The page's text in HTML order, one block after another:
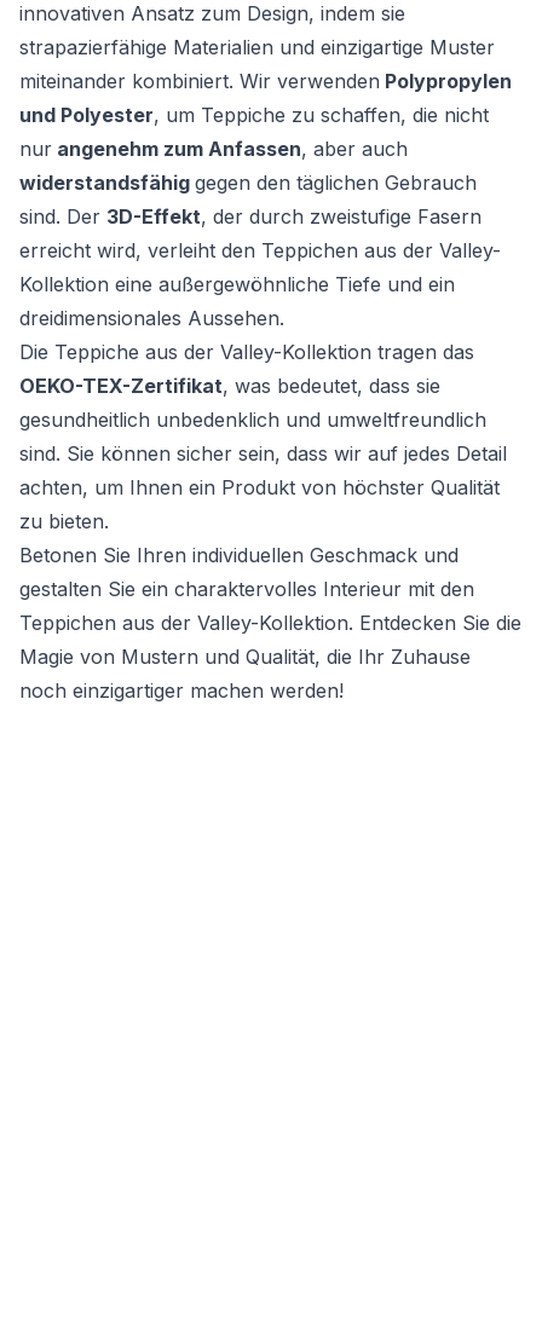
innovativen Ansatz zum Design, indem sie
strapazierfähige Materialien und einzigartige Muster
miteinander kombiniert. Wir verwenden Polypropylen
und Polyester, um Teppiche zu schaffen, die nicht
nur angenehm zum Anfassen, aber auch
widerstandsfähig gegen den täglichen Gebrauch
sind. Der 3D-Effekt, der durch zweistufige Fasern
erreicht wird, verleiht den Teppichen aus der Valley-
Kollektion eine außergewöhnliche Tiefe und ein
dreidimensionales Aussehen.
Die Teppiche aus der Valley-Kollektion tragen das
OEKO-TEX-Zertifikat, was bedeutet, dass sie
gesundheitlich unbedenklich und umweltfreundlich
sind. Sie können sicher sein, dass wir auf jedes Detail
achten, um Ihnen ein Produkt von höchster Qualität
zu bieten.
Betonen Sie Ihren individuellen Geschmack und
gestalten Sie ein charaktervolles Interieur mit den
Teppichen aus der Valley-Kollektion. Entdecken Sie die
Magie von Mustern und Qualität, die Ihr Zuhause
noch einzigartiger machen werden!